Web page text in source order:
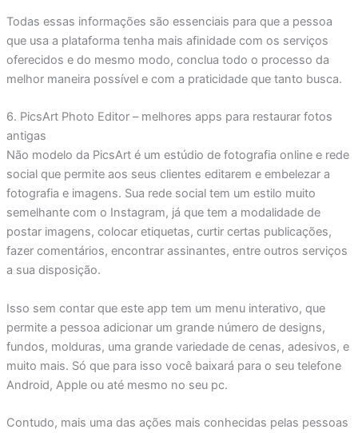
Todas essas informações são essenciais para que a pessoa
que usa a plataforma tenha mais afinidade com os serviços
oferecidos e do mesmo modo, conclua todo o processo da
melhor maneira possível e com a praticidade que tanto busca.
6. PicsArt Photo Editor – melhores apps para restaurar fotos
antigas
Não modelo da PicsArt é um estúdio de fotografia online e rede
social que permite aos seus clientes editarem e embelezar a
fotografia e imagens. Sua rede social tem um estilo muito
semelhante com o Instagram, já que tem a modalidade de
postar imagens, colocar etiquetas, curtir certas publicações,
fazer comentários, encontrar assinantes, entre outros serviços
a sua disposição.
Isso sem contar que este app tem um menu interativo, que
permite a pessoa adicionar um grande número de designs,
fundos, molduras, uma grande variedade de cenas, adesivos, e
muito mais. Só que para isso você baixará para o seu telefone
Android, Apple ou até mesmo no seu pc.
Contudo, mais uma das ações mais conhecidas pelas pessoas